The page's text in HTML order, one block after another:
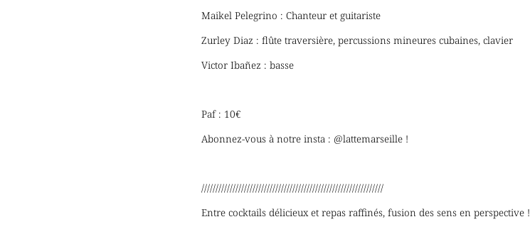
Maikel Pelegrino : Chanteur et guitariste
Zurley Diaz : flûte traversière, percussions mineures cubaines, clavier
Victor Ibañez : basse
Paf : 10€
Abonnez-vous à notre insta : @lattemarseille !
////////////////////////////////////////////////////////////////
Entre cocktails délicieux et repas raffinés, fusion des sens en perspective !